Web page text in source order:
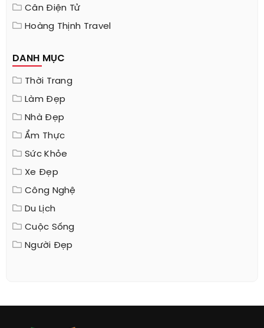
Cân Điện Tử
Hoàng Thịnh Travel
DANH MỤC
Thời Trang
Làm Đẹp
Nhà Đẹp
Ẩm Thực
Sức Khỏe
Xe Đẹp
Công Nghệ
Du Lịch
Cuộc Sống
Người Đẹp